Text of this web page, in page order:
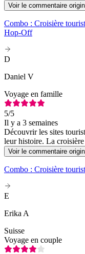
Voir le commentaire
Combo : Croisière
Hop-Off
D
Daniel V
Voyage en famille
5/5
Il y a 3 semaines
Découvrir les sites
leur histoire. La croisière
Voir le commentaire
Combo : Croisière
E
Erika A
Suisse
Voyage en couple